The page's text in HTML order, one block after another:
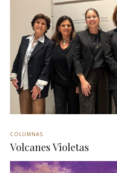
COLUMNAS
Volcanes Violetas